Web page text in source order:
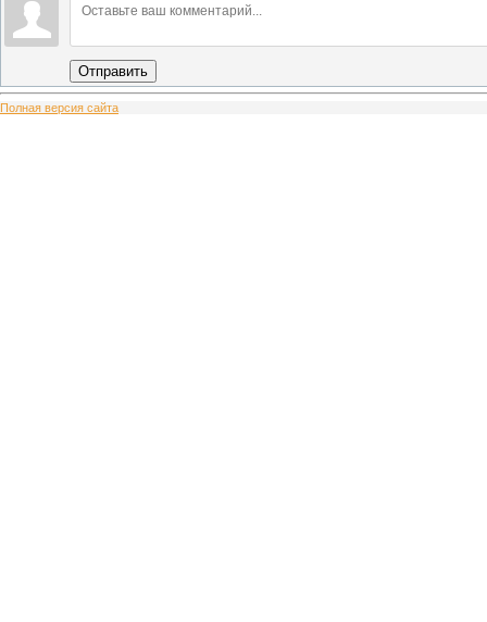
Отправить
Полная версия сайта